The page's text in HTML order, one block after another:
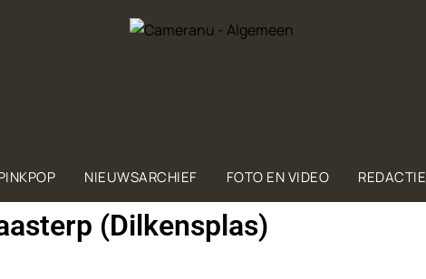
NIEUWSARCHIEF FOTO EN VIDEO REDACTIE
(Dilkensplas)